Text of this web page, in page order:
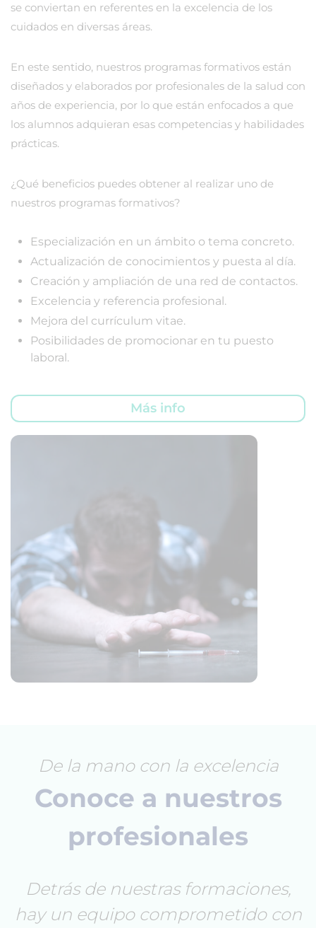
se conviertan en referentes en la excelencia de los
cuidados en diversas áreas.
En este sentido, nuestros programas formativos están
diseñados y elaborados por profesionales de la salud con
años de experiencia, por lo que están enfocados a que
los alumnos adquieran esas competencias y habilidades
prácticas.
¿Qué beneficios puedes obtener al realizar uno de
nuestros programas formativos?
Especialización en un ámbito o tema concreto.
Actualización de conocimientos y puesta al día.
Creación y ampliación de una red de contactos.
Excelencia y referencia profesional.
Mejora del currículum vitae.
Posibilidades de promocionar en tu puesto
laboral.
Más info
De la mano con la excelencia
Conoce a nuestros
profesionales
Detrás de nuestras formaciones,
hay un equipo comprometido con